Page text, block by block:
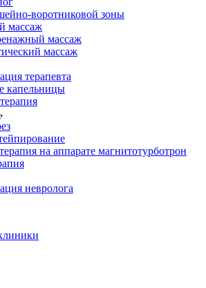
воротниковой зоны
массаж
массаж
массаж
терапевта
капельницы
на аппарате магнитотурботрон
невролога